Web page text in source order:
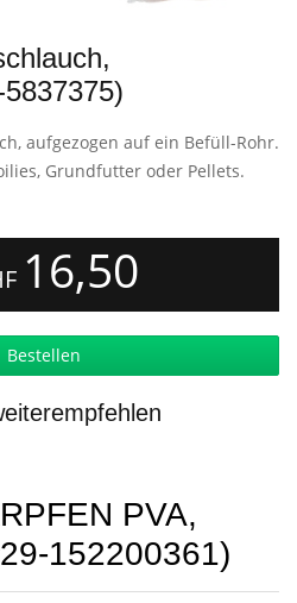
aufgezogen auf ein Befüll-Rohr.
Grundfutter oder Pellets.
16,50
Bestellen
152200361)